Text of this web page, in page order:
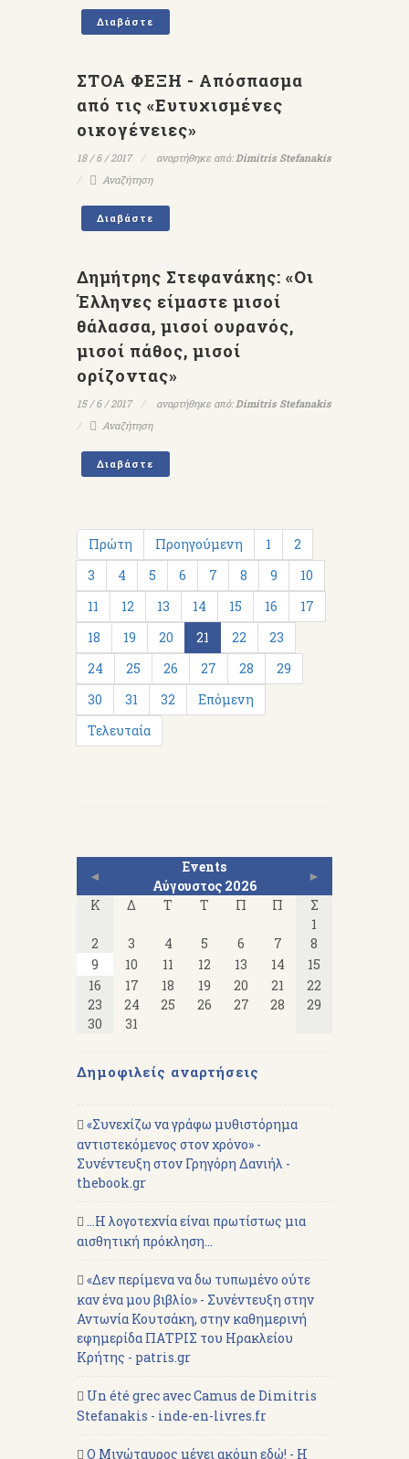
Διαβάστε
ΣΤΟΑ ΦΕΞΗ - Απόσπασμα
από τις «Ευτυχισμένες
οικογένειες»
18 / 6 / 2017 αναρτήθηκε από:Dimitris Stefanakis
Αναζήτηση
Διαβάστε
Δημήτρης Στεφανάκης: «Οι
Έλληνες είμαστε μισοί
θάλασσα, μισοί ουρανός,
μισοί πάθος, μισοί
ορίζοντας»
15 / 6 / 2017 αναρτήθηκε από:Dimitris Stefanakis
Αναζήτηση
Διαβάστε
Πρώτη Προηγούμενη 1
2
3
4 5 6 7 8 9
10
11
12 13 14 15 16
17
18
19 20 21 22
23
24
25 26 27 28
29
30
31 32
Επόμενη
Τελευταία
◄
Events
Αύγουστος 2026
►
Κ
Δ Τ Τ Π Π
Σ
1
2
3 4 5 6 7
8
9
10 11 12 13 14
15
16
17 18 19 20 21
22
23
24 25 26 27 28
29
30
31
Δημοφιλείς αναρτήσεις
«Συνεχίζω να γράφω μυθιστόρημα
αντιστεκόμενος στον χρόνο» -
Συνέντευξη στον Γρηγόρη Δανιήλ -
thebook.gr
...Η λογοτεχνία είναι πρωτίστως μια
αισθητική πρόκληση...
«Δεν περίμενα να δω τυπωμένο ούτε
καν ένα μου βιβλίο» - Συνέντευξη στην
Αντωνία Κουτσάκη, στην καθημερινή
εφημερίδα ΠΑΤΡΙΣ του Ηρακλείου
Κρήτης - patris.gr
Un été grec avec Camus de Dimitris
Stefanakis - inde-en-livres.fr
Ο Μινώταυρος μένει ακόμη εδώ! - Η